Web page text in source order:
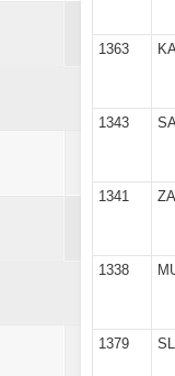
1363
1343
1341
1338
1379